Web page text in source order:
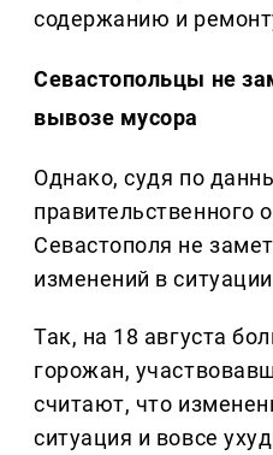
содержанию и
Севастопольцы не
вывозе мусора
Однако, судя по
правительственного
Севастополя не
изменений в
Так, на 18 августа
горожан,
считают, что
ситуация и вовсе